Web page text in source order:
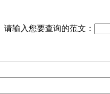
请输入您要查询的范文：